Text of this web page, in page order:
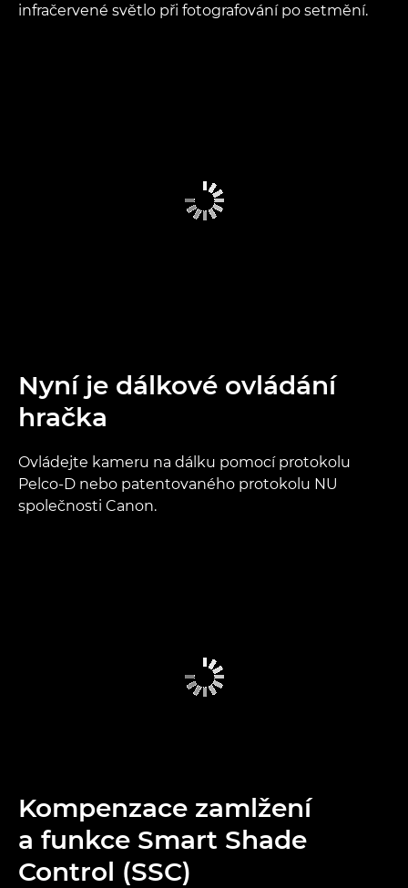
infračervené světlo při fotografování po setmění.
Nyní je dálkové ovládání
hračka
Ovládejte kameru na dálku pomocí protokolu
Pelco-D nebo patentovaného protokolu NU
společnosti Canon.
Kompenzace zamlžení
a funkce Smart Shade
Control (SSC)